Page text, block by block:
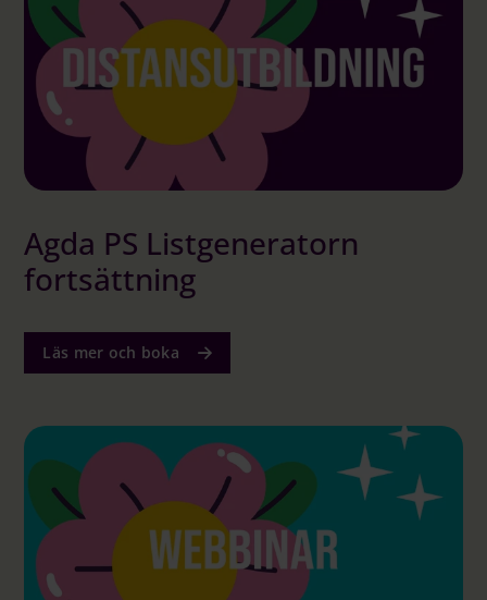
Agda PS Listgeneratorn
fortsättning
Läs mer och boka